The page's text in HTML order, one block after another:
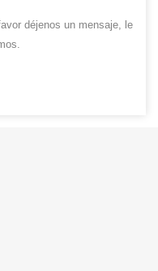
déjenos un mensaje, le